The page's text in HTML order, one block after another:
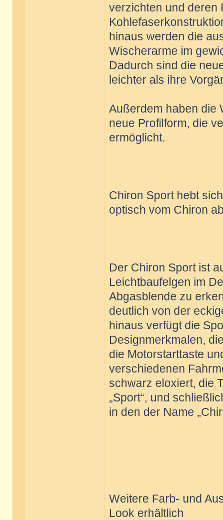
verzichten und deren
hinaus werden die
Wischerarme im
Dadurch sind die
leichter als ihre
Außerdem haben die
neue Profilform, die
ermöglicht.
Chiron Sport hebt
optisch vom Chiron
Der Chiron Sport ist
Leichtbaufelgen im
Abgasblende zu
deutlich von der
hinaus verfügt die
Designmerkmalen,
die Motorstarttaste
verschiedenen
schwarz eloxiert, die
„Sport“, und
in den der Name
Weitere Farb- und
Look erhältlich